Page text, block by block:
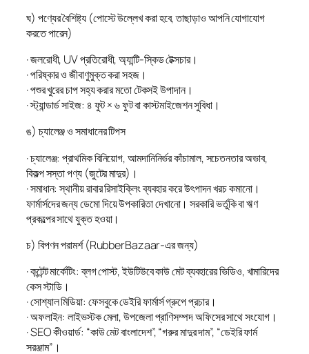
ঘ) পণ্যের বৈশিষ্ট্য (পোস্টে উল্লেখ করা হবে, তাছাড়াও আপনি যোগাযোগ
করতে পারেন)
· জলরোধী, UV প্রতিরোধী, অ্যান্টি-স্কিড টেক্সচার।
· পরিষ্কার ও জীবাণুমুক্ত করা সহজ।
· পশুর খুরের চাপ সহ্য করার মতো টেকসই উপাদান।
· স্ট্যান্ডার্ড সাইজ: ৪ ফুট × ৬ ফুট বা কাস্টমাইজেশন সুবিধা।
ঙ) চ্যালেঞ্জ ও সমাধানের টিপস
· চ্যালেঞ্জ: প্রাথমিক বিনিয়োগ, আমদানিনির্ভর কাঁচামাল, সচেতনতার অভাব,
বিকল্প সস্তা পণ্য (জুটের মাদুর)।
· সমাধান: স্থানীয় রাবার রিসাইক্লিং ব্যবহার করে উৎপাদন খরচ কমানো।
ফার্মার্সদের জন্য ডেমো দিয়ে উপকারিতা দেখানো। সরকারি ভর্তুকি বা ঋণ
প্রকল্পের সাথে যুক্ত হওয়া।
চ) বিপণন পরামর্শ (RubberBazaar-এর জন্য)
· কন্টেন্ট মার্কেটিং: ব্লগ পোস্ট, ইউটিউবে কাউ মেট ব্যবহারের ভিডিও, খামারিদের
কেস স্টাডি।
· সোশ্যাল মিডিয়া: ফেসবুকে ডেইরি ফার্মার্স গ্রুপে প্রচার।
· অফলাইন: লাইভস্টক মেলা, উপজেলা প্রাণিসম্পদ অফিসের সাথে সংযোগ।
· SEO কীওয়ার্ড: “কাউ মেট বাংলাদেশ”, “গরুর মাদুর দাম”, “ডেইরি ফার্ম
সরঞ্জাম”।